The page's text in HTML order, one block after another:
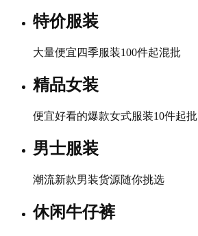
特价服装
大量便宜四季服装100件起混批
精品女装
便宜好看的爆款女式服装10件起批
男士服装
潮流新款男装货源随你挑选
休闲牛仔裤